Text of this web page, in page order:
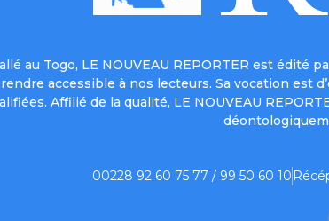
au Togo, LE NOUVEAU REPORTER est édité
accessible à nos lecteurs. Sa vocation est
Affilié de la qualité, LE NOUVEAU
00228 92 60 75 77 / 99 50 60 10